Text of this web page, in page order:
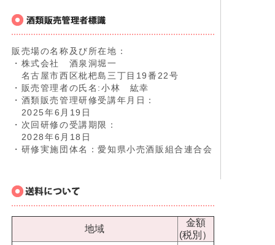
販売場の名称及び所在地：
・株式会社 酒泉洞堀一
名古屋市西区枇杷島三丁目19番22号
・販売管理者の氏名:小林 紘幸
・酒類販売管理研修受講年月日：
2025年6月19日
・次回研修の受講期限：
2028年6月18日
・研修実施団体名：愛知県小売酒販組合連合会
地域
金額
(税別）